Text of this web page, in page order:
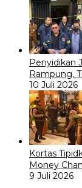
Penyidikan
Rampung,
10 Juli 2026
Kortas
Money
9 Juli 2026